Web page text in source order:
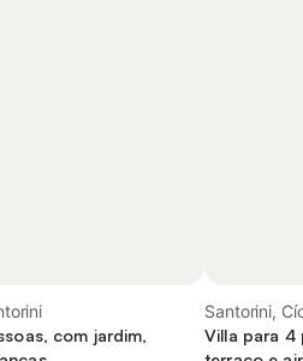
com jardim,
Santorini,
Villa para 4